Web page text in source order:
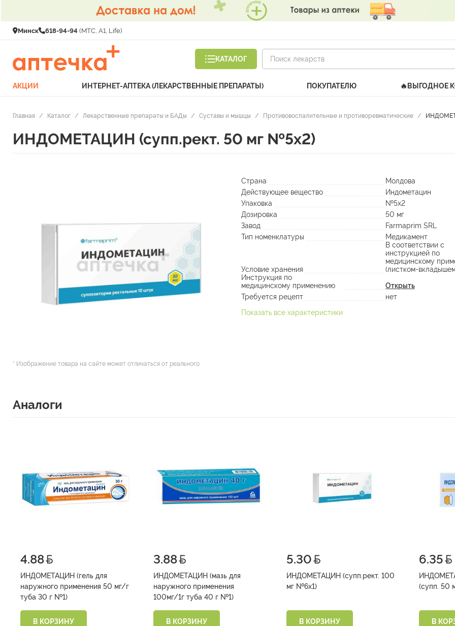
Минск 618-94-94 (МТС, A1, Life)
КАТАЛОГ
АКЦИИ ИНТЕРНЕТ-АПТЕКА (ЛЕКАРСТВЕННЫЕ ПРЕПАРАТЫ) ПОКУПАТЕЛЮ 🔥ВЫГОДНОЕ
Главная / Каталог / Лекарственные препараты и БАДы / Суставы и мышцы / Противовоспалительные и противоревматические /
ИНДОМЕТАЦИН (супп.рект. 50 мг №5х2)
* Изображение товара на сайте может отличаться от реального.
Страна
Молдова
Действующее вещество
Индометацин
Упаковка
№5х2
Дозировка
50 мг
Завод
Farmaprim SRL
Тип номенклатуры
Медикамент
Условие хранения
В соответствии с
инструкцией по
медицинскому
(листком-
Инструкция по
медицинскому применению
Открыть
Требуется рецепт
нет
Показать все характеристики
Аналоги
4.88
ИНДОМЕТАЦИН (гель для
наружного применения 50 мг/г
туба 30 г №1)
В КОРЗИНУ
3.88
ИНДОМЕТАЦИН (мазь для
наружного применения
100мг/1г туба 40 г №1)
В КОРЗИНУ
5.30
ИНДОМЕТАЦИН (супп.рект. 100
мг №6х1)
В КОРЗИНУ
6.35
В